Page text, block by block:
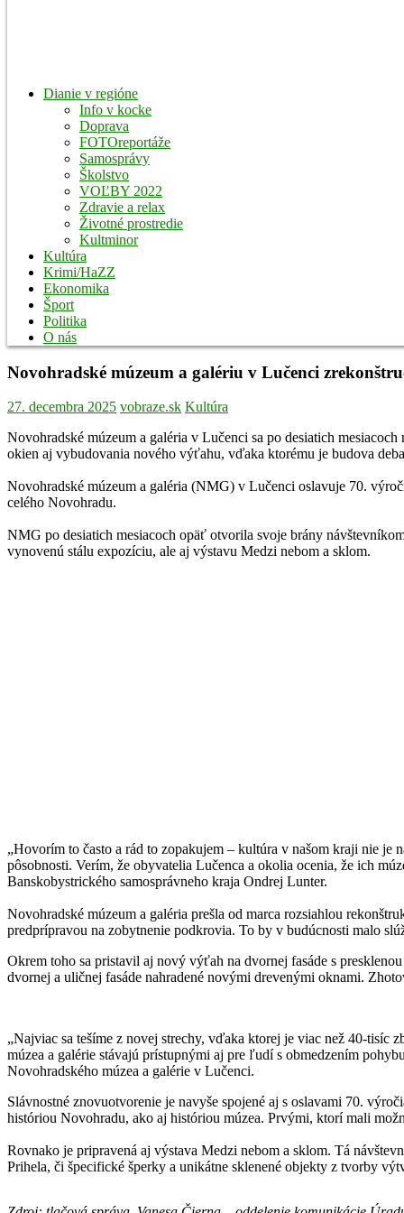
Dianie v regióne
Info v kocke
Doprava
FOTOreportáže
Samosprávy
Školstvo
VOĽBY 2022
Zdravie a relax
Životné prostredie
Kultminor
Kultúra
Krimi/HaZZ
Ekonomika
Šport
Politika
O nás
Novohradské múzeum a galériu v Lučenci
27. decembra 2025 vobraze.sk Kultúra
Novohradské múzeum a galéria v Lučenci sa po desiatich
okien aj vybudovania nového výťahu, vďaka ktorému je budova
Novohradské múzeum a galéria (NMG) v Lučenci oslavuje 70.
celého Novohradu.
NMG po desiatich mesiacoch opäť otvorila svoje brány
vynovenú stálu expozíciu, ale aj výstavu Medzi nebom a sklom.
„Hovorím to často a rád to zopakujem – kultúra v našom kraji nie
pôsobnosti. Verím, že obyvatelia Lučenca a okolia ocenia, že ich
Banskobystrického samosprávneho kraja Ondrej Lunter.
Novohradské múzeum a galéria prešla od marca rozsiahlou
predprípravou na zobytnenie podkrovia. To by v budúcnosti malo
Okrem toho sa pristavil aj nový výťah na dvornej fasáde s
dvornej a uličnej fasáde nahradené novými drevenými oknami.
„Najviac sa tešíme z novej strechy, vďaka ktorej je viac než 40-tisíc
múzea a galérie stávajú prístupnými aj pre ľudí s obmedzením
Novohradského múzea a galérie v Lučenci.
Slávnostné znovuotvorenie je navyše spojené aj s oslavami 70.
históriou Novohradu, ako aj históriou múzea. Prvými, ktorí mali
Rovnako je pripravená aj výstava Medzi nebom a sklom. Tá
Prihela, či špecifické šperky a unikátne sklenené objekty z tvorby